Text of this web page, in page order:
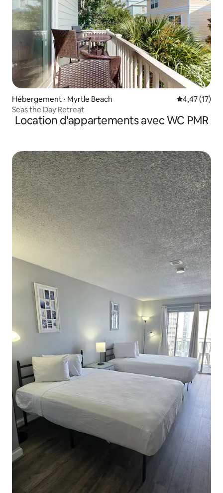
Hébergement ⋅ Myrtle Beach Évaluation
4,47 (17)
Seas the Day Retreat
Location d'appartements avec WC PMR